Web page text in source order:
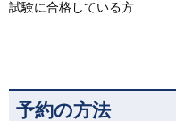
試験に合格している方
予約の方法